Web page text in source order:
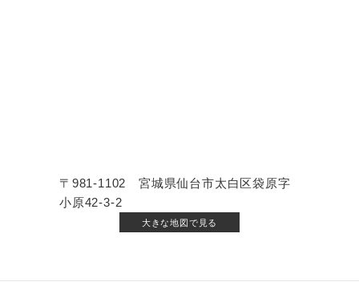
〒981-1102 宮城県仙台市太白区袋原字
小原42-3-2
大きな地図で見る